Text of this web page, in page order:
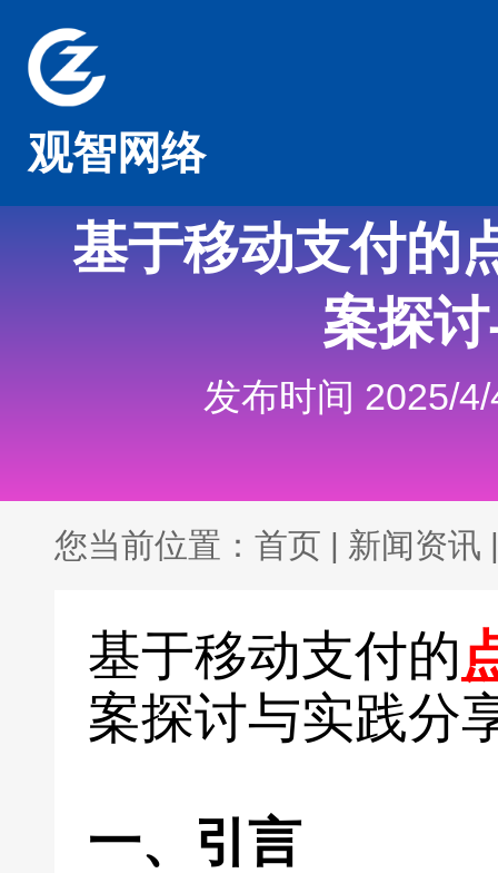
观智网络
基于移动支付的
案探
发布时间 2025/
您当前位置： 首页 | 新闻资讯 |
基于移动支付的
案探讨与实践分
一、引言